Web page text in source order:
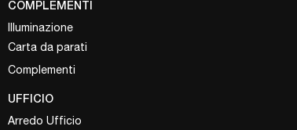
COMPLEMENTI
Illuminazione
Carta da parati
Complementi
UFFICIO
Arredo Ufficio